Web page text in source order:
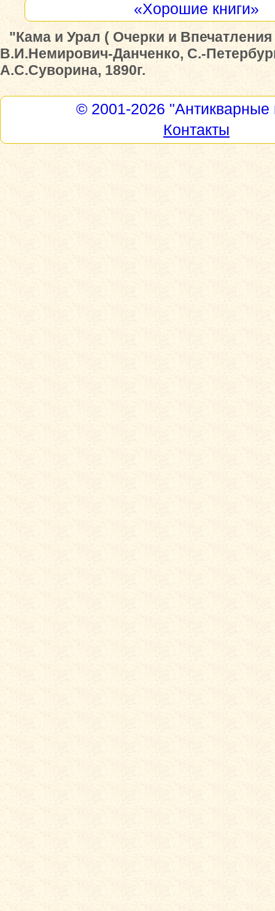
«Хорошие книги»
"Кама и Урал ( Очерки и
В.И.Немирович-Данченко, С.-
А.С.Суворина, 1890г.
© 2001-2026 "Антикварные
Контакты